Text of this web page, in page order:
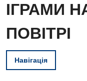
ІГРАМИ
ПОВІТРІ
Навігація